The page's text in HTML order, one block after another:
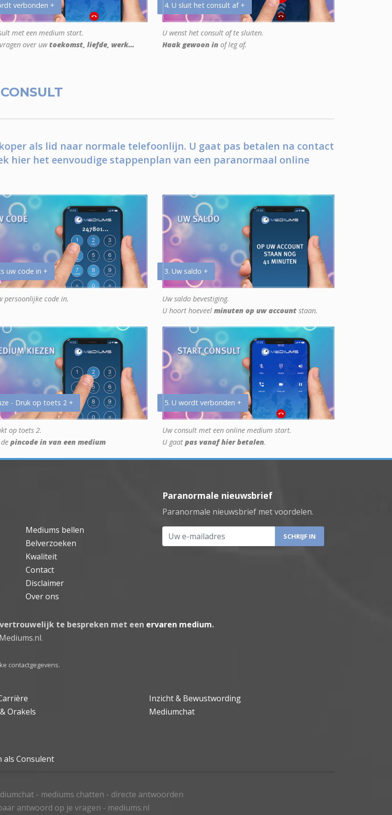
verbonden +
met een medium start.
over uwtoekomst, liefde, werk...
4. U sluit het consult af +
U wenst het consult af te sluiten.
Haak gewoon in of leg af.
als lid naar normale telefoonlijn. U gaat pas betalen na contact
hier het eenvoudige stappenplan van een paranormaal online
uw code in +
persoonlijke code in.
3. Uw saldo +
Uw saldo bevestiging.
U hoort hoeveel minuten op uw account staan.
- Druk op toets 2 +
op toets 2.
pincode in van een medium
5. U wordt verbonden +
Uw consult met een online medium start.
U gaat pas vanaf hier betalen.
Mediums bellen
Belverzoeken
Kwaliteit
Contact
Disclaimer
Over ons
Paranormale nieuwsbrief
Paranormale nieuwsbrief met voordelen.
Uw e-mailadres
te bespreken met een ervaren medium.
contactgegevens.
Inzicht & Bewustwording
Orakels Mediumchat
als Consulent
- mediums chatten - directe antwoorden
antwoord op je vragen - mediums.nl